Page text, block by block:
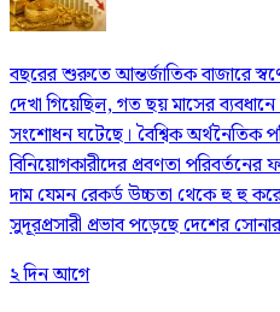
বছরের শুরুতে আন্তর্জাতিক বাজারে
দেখা গিয়েছিল, গত ছয় মাসের
সংশোধন ঘটেছে। বৈশ্বিক অর্থনৈতিক
বিনিয়োগকারীদের প্রবণতা পরিবর্তনের
দাম যেমন রেকর্ড উচ্চতা থেকে হু হু
সুদূরপ্রসারী প্রভাব পড়েছে দেশের
২ দিন আগে